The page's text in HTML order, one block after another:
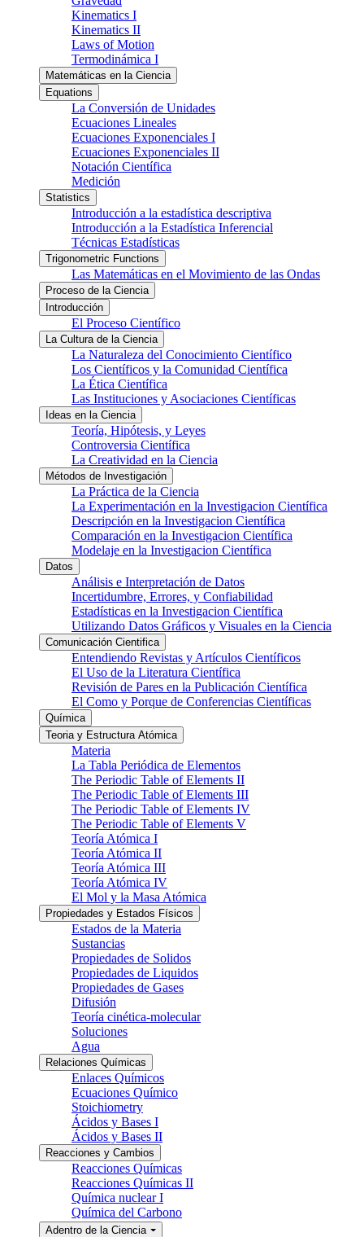
Kinematics I
Kinematics II
Laws of Motion
Termodinámica I
Matemáticas en la Ciencia
Equations
La Conversión de Unidades
Ecuaciones Lineales
Ecuaciones Exponenciales I
Ecuaciones Exponenciales II
Notación Científica
Medición
Statistics
Introducción a la estadística descriptiva
Introducción a la Estadística Inferencial
Técnicas Estadísticas
Trigonometric Functions
Las Matemáticas en el Movimiento de las Ondas
Proceso de la Ciencia
Introducción
El Proceso Científico
La Cultura de la Ciencia
La Naturaleza del Conocimiento Científico
Los Científicos y la Comunidad Científica
La Ética Científica
Las Instituciones y Asociaciones Científicas
Ideas en la Ciencia
Teoría, Hipótesis, y Leyes
Controversia Científica
La Creatividad en la Ciencia
Métodos de Investigación
La Práctica de la Ciencia
La Experimentación en la Investigacion Científica
Descripción en la Investigacion Científica
Comparación en la Investigacion Científica
Modelaje en la Investigacion Científica
Datos
Análisis e Interpretación de Datos
Incertidumbre, Errores, y Confiabilidad
Estadísticas en la Investigacion Científica
Utilizando Datos Gráficos y Visuales en la Ciencia
Comunicación Cientifica
Entendiendo Revistas y Artículos Científicos
El Uso de la Literatura Científica
Revisión de Pares en la Publicación Científica
El Como y Porque de Conferencias Científicas
Química
Teoria y Estructura Atómica
Materia
La Tabla Periódica de Elementos
The Periodic Table of Elements II
The Periodic Table of Elements III
The Periodic Table of Elements IV
The Periodic Table of Elements V
Teoría Atómica I
Teoría Atómica II
Teoría Atómica III
Teoría Atómica IV
El Mol y la Masa Atómica
Propiedades y Estados Físicos
Estados de la Materia
Sustancias
Propiedades de Solidos
Propiedades de Liquidos
Propiedades de Gases
Difusión
Teoría cinética-molecular
Soluciones
Agua
Relaciones Químicas
Enlaces Químicos
Ecuaciones Químico
Stoichiometry
Ácidos y Bases I
Ácidos y Bases II
Reacciones y Cambios
Reacciones Químicas
Reacciones Químicas II
Química nuclear I
Química del Carbono
Adentro de la Ciencia